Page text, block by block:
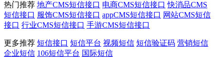
热门推荐 地产CMS短信接口 电商CMS短信接口 快消品CMS
短信接口 服饰CMS短信接口 appCMS短信接口 网站CMS短信
接口 行业CMS短信接口 手游CMS短信接口
更多推荐 短信接口 短信平台 视频短信 短信验证码 营销短信
企业短信 106短信平台 国际短信